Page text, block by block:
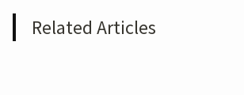
Related Articles